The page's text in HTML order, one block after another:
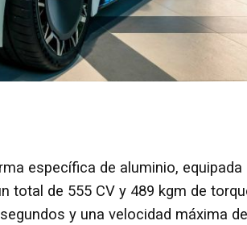
específica de aluminio, equipada
total de 555 CV y 489 kgm de
y una velocidad máxima de